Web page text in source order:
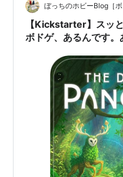
ぼっちのホビーBlog［ボ
【Kickstarter】スッ
ボドゲ、あるんです。